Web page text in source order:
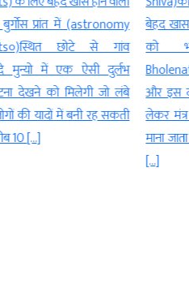
बेहद खास माना जाता है। हिंदू धर्म में सावन
को भगवान भोलेनाथ (Lord
Bholenath)का प्रिय महीना बताया गया है
और इस दौरान शिवलिंग पर जल चढ़ाने से
लेकर मंत्र जाप तक विशेष पूजा का महत्व
माना जाता है। धार्मिक मान्यताओं के अनुसार